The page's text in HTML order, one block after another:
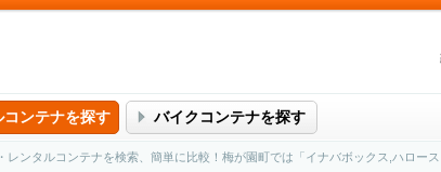
コンテナを探す バイクコンテナを探す
ンタルコンテナを検索、簡単に比較！梅が園町では「イナバボックス,ハロー